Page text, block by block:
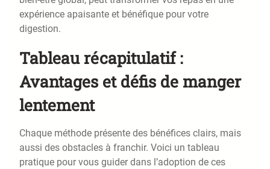
expérience apaisante et bénéfique pour votre
digestion.
Tableau récapitulatif :
Avantages et défis de manger
lentement
Chaque méthode présente des bénéfices clairs, mais
aussi des obstacles à franchir. Voici un tableau
pratique pour vous guider dans l’adoption de ces